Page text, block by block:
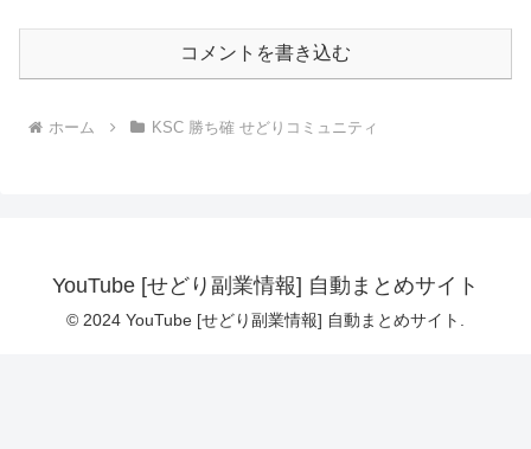
コメントを書き込む
ホーム KSC 勝ち確 せどりコミュニティ
YouTube [せどり副業情報] 自動まとめサイト
© 2024 YouTube [せどり副業情報] 自動まとめサイト.